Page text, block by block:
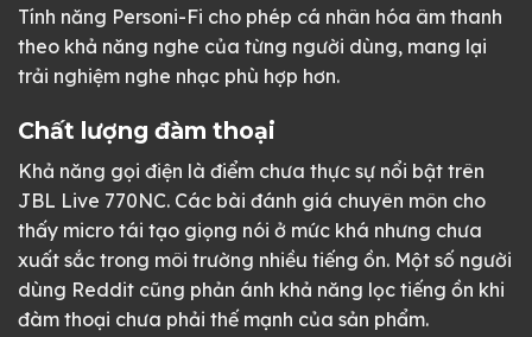
Tính năng Personi-Fi cho phép cá nhân hóa âm thanh
theo khả năng nghe của từng người dùng, mang lại
trải nghiệm nghe nhạc phù hợp hơn.
Chất lượng đàm thoại
Khả năng gọi điện là điểm chưa thực sự nổi bật trên
JBL Live 770NC. Các bài đánh giá chuyên môn cho
thấy micro tái tạo giọng nói ở mức khá nhưng chưa
xuất sắc trong môi trường nhiều tiếng ồn. Một số người
dùng Reddit cũng phản ánh khả năng lọc tiếng ồn khi
đàm thoại chưa phải thế mạnh của sản phẩm.